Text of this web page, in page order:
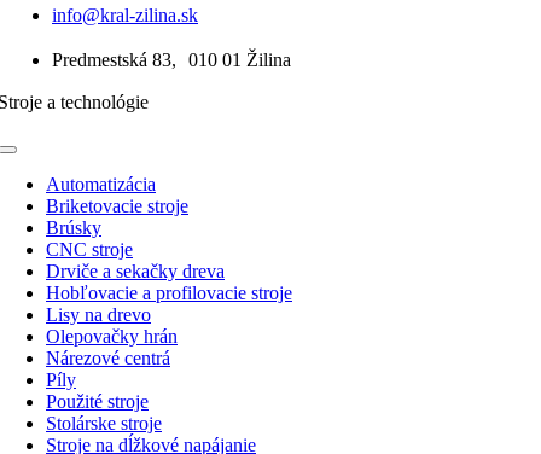
info@kral-zilina.sk
Predmestská 83, 010 01 Žilina
a technológie
Toggle
NavigationAutomatizácia
Briketovacie stroje
Brúsky
CNC stroje
Drviče a sekačky dreva
Hobľovacie a profilovacie stroje
Lisy na drevo
Olepovačky hrán
Nárezové centrá
Píly
Použité stroje
Stolárske stroje
Stroje na dĺžkové napájanie